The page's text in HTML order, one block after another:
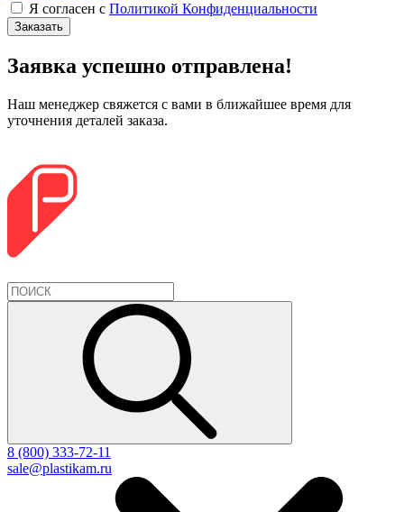
Я согласен с Политикой Конфиденциальности
Заказать
Заявка успешно отправлена!
Наш менеджер свяжется с вами в ближайшее время для
уточнения деталей заказа.
8 (800) 333-72-11
sale@plastikam.ru